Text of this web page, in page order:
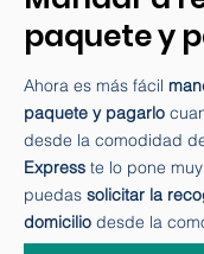
Mandar a
paquete y
Ahora es más fácil
paquete y pagarlo
desde la comodidad
Expresste lo pone
puedassolicitar la